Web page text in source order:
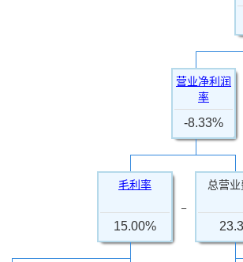
营业净利润
率
-8.33%
毛利率
15.00%
−
总营